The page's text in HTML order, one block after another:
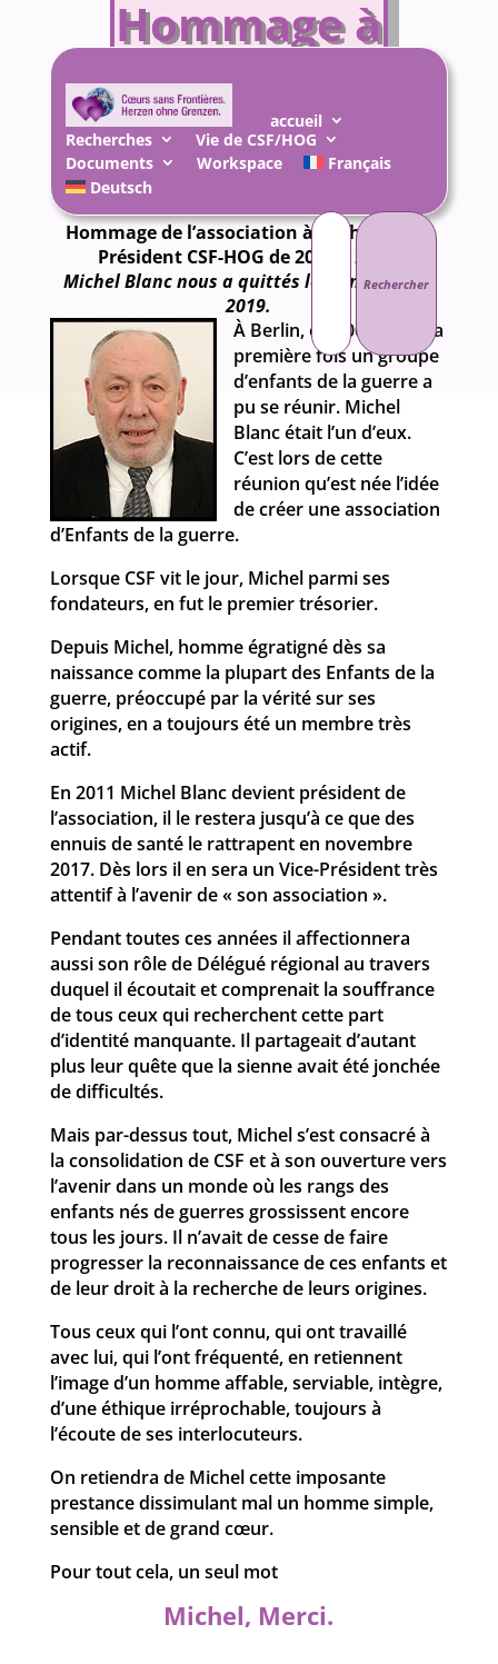
accueil
Recherches
Vie de CSF/HOG
Documents
Workspace
Français
Deutsch
Rechercher :
Hommage à
Michel
Blanc
Hommage de l’association à Michel Blanc
Président CSF-HOG de 2011 à 2017.
Michel Blanc nous a quittés le 20 novembre
2019.
À Berlin, en 2005, pour la
première fois un groupe
d’enfants de la guerre a
pu se réunir. Michel
Blanc était l’un d’eux.
C’est lors de cette
réunion qu’est née l’idée
de créer une association
d’Enfants de la guerre.
Lorsque CSF vit le jour, Michel parmi ses
fondateurs, en fut le premier trésorier.
Depuis Michel, homme égratigné dès sa
naissance comme la plupart des Enfants de la
guerre, préoccupé par la vérité sur ses
origines, en a toujours été un membre très
actif.
En 2011 Michel Blanc devient président de
l’association, il le restera jusqu’à ce que des
ennuis de santé le rattrapent en novembre
2017. Dès lors il en sera un Vice-Président très
attentif à l’avenir de « son association ».
Pendant toutes ces années il affectionnera
aussi son rôle de Délégué régional au travers
duquel il écoutait et comprenait la souffrance
de tous ceux qui recherchent cette part
d’identité manquante. Il partageait d’autant
plus leur quête que la sienne avait été jonchée
de difficultés.
Mais par-dessus tout, Michel s’est consacré à
la consolidation de CSF et à son ouverture vers
l’avenir dans un monde où les rangs des
enfants nés de guerres grossissent encore
tous les jours. Il n’avait de cesse de faire
progresser la reconnaissance de ces enfants et
de leur droit à la recherche de leurs origines.
Tous ceux qui l’ont connu, qui ont travaillé
avec lui, qui l’ont fréquenté, en retiennent
l’image d’un homme affable, serviable, intègre,
d’une éthique irréprochable, toujours à
l’écoute de ses interlocuteurs.
On retiendra de Michel cette imposante
prestance dissimulant mal un homme simple,
sensible et de grand cœur.
Pour tout cela, un seul mot
Michel, Merci.